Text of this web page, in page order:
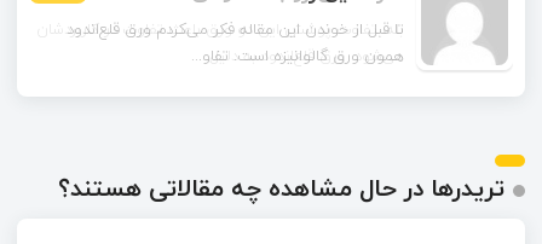
تا قبل از خوندن این مقاله فکر می‌کردم ورق قلع‌اندود
همون ورق گالوانیزه است. تفاو...
تریدرها در حال مشاهده چه مقالاتی هستند؟